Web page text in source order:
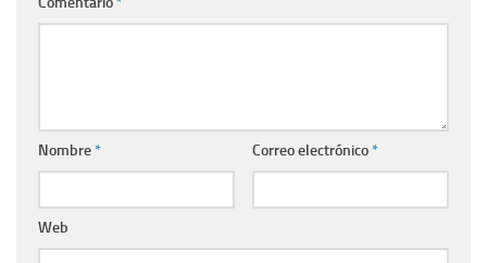
Nombre* Correo electrónico*
Web